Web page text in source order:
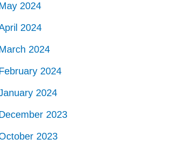
2024
2024
2024
2024
2024
2023
2023